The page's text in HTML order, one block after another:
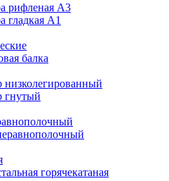
рифленая А3
гладкая А1
балка
гнутый
горячекатаная